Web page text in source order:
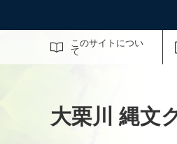
このサイトについ
て
サイト内検索
大栗川 縄文